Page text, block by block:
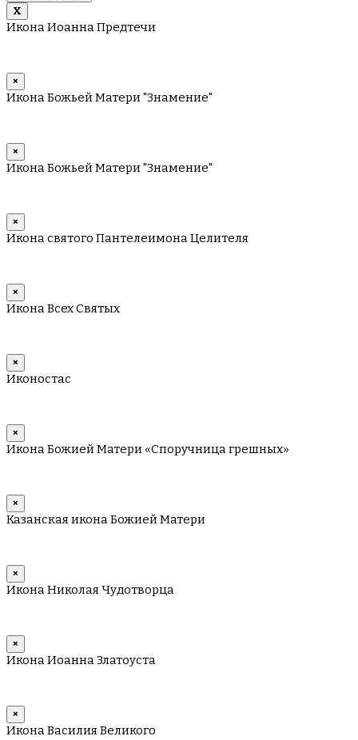
Х
Икона Иоанна Предтечи
×
Икона Божьей Матери "Знамение"
×
Икона Божьей Матери "Знамение"
×
Икона святого Пантелеимона Целителя
×
Икона Всех Святых
×
Иконостас
×
Икона Божией Матери «Споручница грешных»
×
Казанская икона Божией Матери
×
Икона Николая Чудотворца
×
Икона Иоанна Златоуста
×
Икона Василия Великого